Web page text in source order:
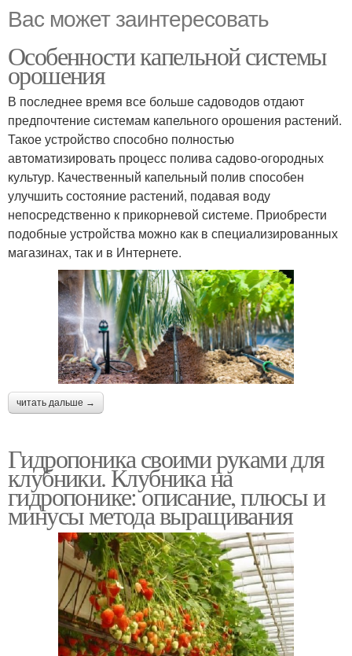
Вас может заинтересовать
Особенности капельной системы
орошения
В последнее время все больше садоводов отдают
предпочтение системам капельного орошения растений.
Такое устройство способно полностью
автоматизировать процесс полива садово-огородных
культур. Качественный капельный полив способен
улучшить состояние растений, подавая воду
непосредственно к прикорневой системе. Приобрести
подобные устройства можно как в специализированных
магазинах, так и в Интернете.
читать дальше →
Гидропоника своими руками для
клубники. Клубника на
гидропонике: описание, плюсы и
минусы метода выращивания